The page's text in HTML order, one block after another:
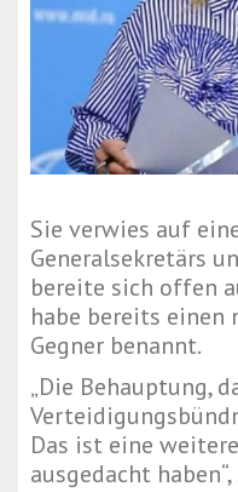
Sie verwies auf
Generalsekretärs
bereite sich offen
habe bereits
Gegner benannt.
„Die Behauptung,
Das ist eine
ausgedacht